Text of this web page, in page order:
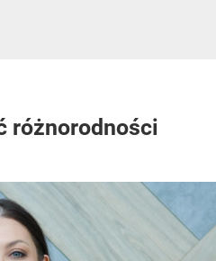
różnorodności